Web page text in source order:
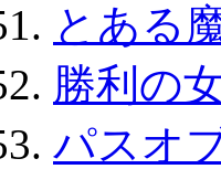
とある
勝利の
パスオ